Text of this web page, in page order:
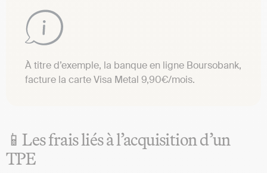
À titre d’exemple, la banque en ligne Boursobank,
facture la carte Visa Metal 9,90€/mois.
📱Les frais liés à l’acquisition d’un
TPE